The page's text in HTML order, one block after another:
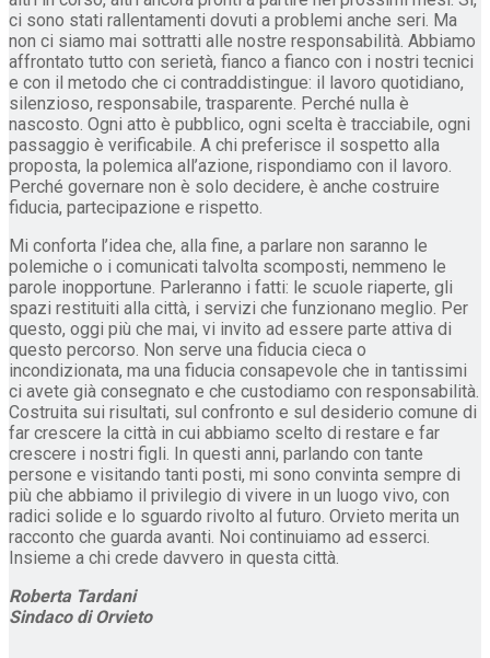
ci sono stati rallentamenti dovuti a problemi anche seri. Ma
non ci siamo mai sottratti alle nostre responsabilità. Abbiamo
affrontato tutto con serietà, fianco a fianco con i nostri tecnici
e con il metodo che ci contraddistingue: il lavoro quotidiano,
silenzioso, responsabile, trasparente. Perché nulla è
nascosto. Ogni atto è pubblico, ogni scelta è tracciabile, ogni
passaggio è verificabile. A chi preferisce il sospetto alla
proposta, la polemica all’azione, rispondiamo con il lavoro.
Perché governare non è solo decidere, è anche costruire
fiducia, partecipazione e rispetto.
Mi conforta l’idea che, alla fine, a parlare non saranno le
polemiche o i comunicati talvolta scomposti, nemmeno le
parole inopportune. Parleranno i fatti: le scuole riaperte, gli
spazi restituiti alla città, i servizi che funzionano meglio. Per
questo, oggi più che mai, vi invito ad essere parte attiva di
questo percorso. Non serve una fiducia cieca o
incondizionata, ma una fiducia consapevole che in tantissimi
ci avete già consegnato e che custodiamo con responsabilità.
Costruita sui risultati, sul confronto e sul desiderio comune di
far crescere la città in cui abbiamo scelto di restare e far
crescere i nostri figli. In questi anni, parlando con tante
persone e visitando tanti posti, mi sono convinta sempre di
più che abbiamo il privilegio di vivere in un luogo vivo, con
radici solide e lo sguardo rivolto al futuro. Orvieto merita un
racconto che guarda avanti. Noi continuiamo ad esserci.
Insieme a chi crede davvero in questa città.
Roberta Tardani
Sindaco di Orvieto